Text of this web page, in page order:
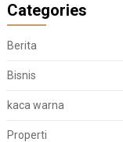
Categories
Berita
Bisnis
kaca warna
Properti